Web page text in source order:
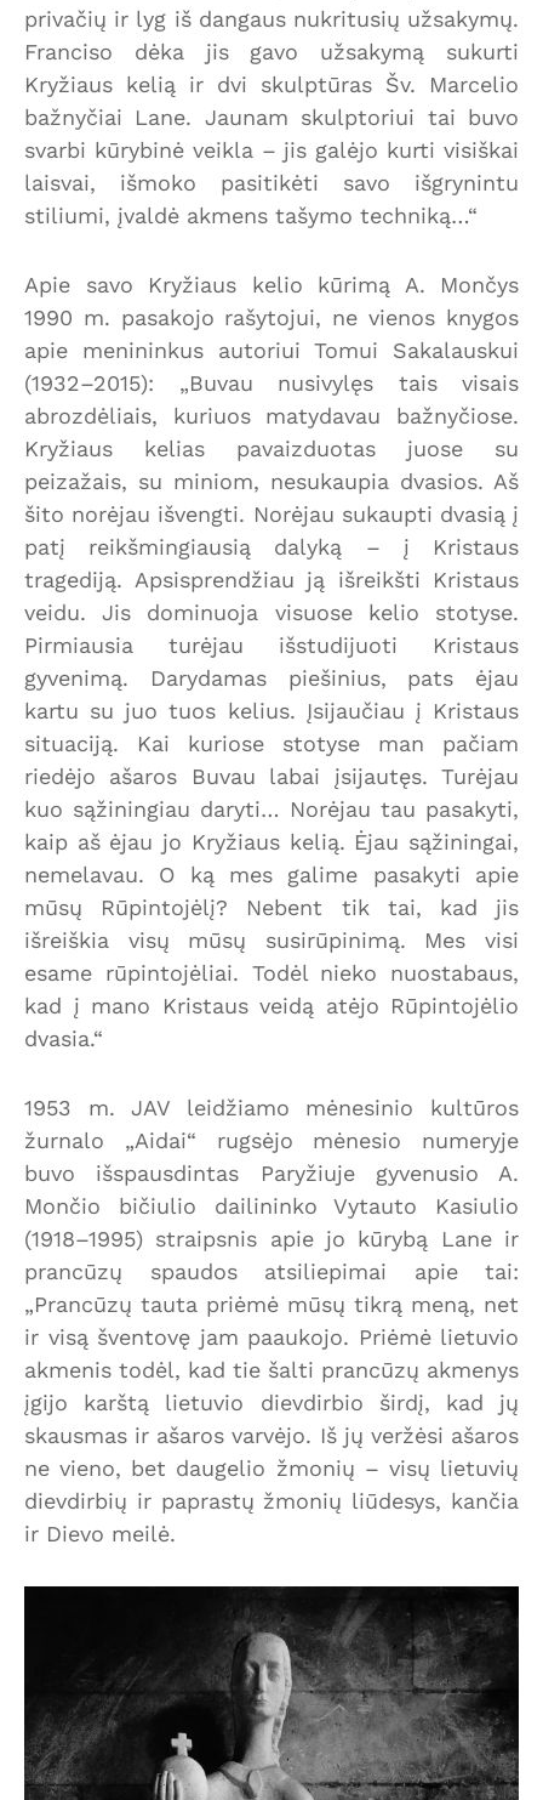
privačių ir lyg iš dangaus nukritusių užsakymų.
Franciso dėka jis gavo užsakymą sukurti
Kryžiaus kelią ir dvi skulptūras Šv. Marcelio
bažnyčiai Lane. Jaunam skulptoriui tai buvo
svarbi kūrybinė veikla – jis galėjo kurti visiškai
laisvai, išmoko pasitikėti savo išgrynintu
stiliumi, įvaldė akmens tašymo techniką…“
Apie savo Kryžiaus kelio kūrimą A. Mončys
1990 m. pasakojo rašytojui, ne vienos knygos
apie menininkus autoriui Tomui Sakalauskui
(1932–2015): „Buvau nusivylęs tais visais
abrozdėliais, kuriuos matydavau bažnyčiose.
Kryžiaus kelias pavaizduotas juose su
peizažais, su miniom, nesukaupia dvasios. Aš
šito norėjau išvengti. Norėjau sukaupti dvasią į
patį reikšmingiausią dalyką – į Kristaus
tragediją. Apsisprendžiau ją išreikšti Kristaus
veidu. Jis dominuoja visuose kelio stotyse.
Pirmiausia turėjau išstudijuoti Kristaus
gyvenimą. Darydamas piešinius, pats ėjau
kartu su juo tuos kelius. Įsijaučiau į Kristaus
situaciją. Kai kuriose stotyse man pačiam
riedėjo ašaros Buvau labai įsijautęs. Turėjau
kuo sąžiningiau daryti… Norėjau tau pasakyti,
kaip aš ėjau jo Kryžiaus kelią. Ėjau sąžiningai,
nemelavau. O ką mes galime pasakyti apie
mūsų Rūpintojėlį? Nebent tik tai, kad jis
išreiškia visų mūsų susirūpinimą. Mes visi
esame rūpintojėliai. Todėl nieko nuostabaus,
kad į mano Kristaus veidą atėjo Rūpintojėlio
dvasia.“
1953 m. JAV leidžiamo mėnesinio kultūros
žurnalo „Aidai“ rugsėjo mėnesio numeryje
buvo išspausdintas Paryžiuje gyvenusio A.
Mončio bičiulio dailininko Vytauto Kasiulio
(1918–1995) straipsnis apie jo kūrybą Lane ir
prancūzų spaudos atsiliepimai apie tai:
„Prancūzų tauta priėmė mūsų tikrą meną, net
ir visą šventovę jam paaukojo. Priėmė lietuvio
akmenis todėl, kad tie šalti prancūzų akmenys
įgijo karštą lietuvio dievdirbio širdį, kad jų
skausmas ir ašaros varvėjo. Iš jų veržėsi ašaros
ne vieno, bet daugelio žmonių – visų lietuvių
dievdirbių ir paprastų žmonių liūdesys, kančia
ir Dievo meilė.